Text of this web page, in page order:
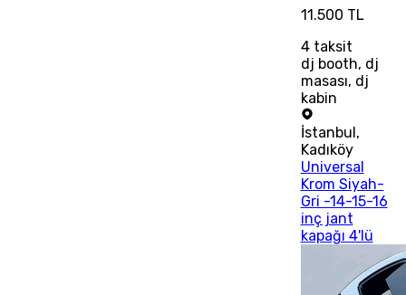
11.500 TL
4taksit
dj booth, dj
masası, dj
kabin
İstanbul ,
Kadıköy
Universal
Krom Siyah-
Gri -14-15-16
inç jant
kapağı 4'lü